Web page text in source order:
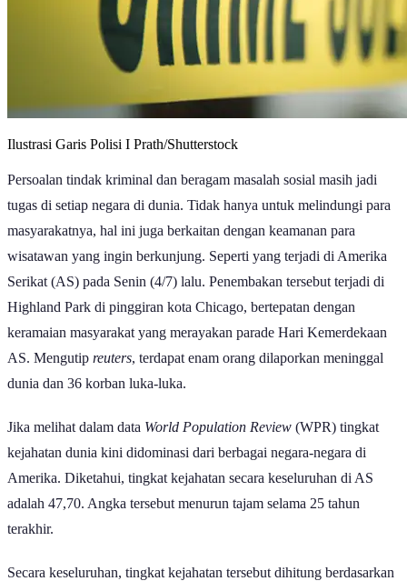
Ilustrasi Garis Polisi I Prath/Shutterstock
Persoalan tindak kriminal dan beragam masalah sosial masih jadi
tugas di setiap negara di dunia. Tidak hanya untuk melindungi para
masyarakatnya, hal ini juga berkaitan dengan keamanan para
wisatawan yang ingin berkunjung. Seperti yang terjadi di Amerika
Serikat (AS) pada Senin (4/7) lalu. Penembakan tersebut terjadi di
Highland Park di pinggiran kota Chicago, bertepatan dengan
keramaian masyarakat yang merayakan parade Hari Kemerdekaan
AS. Mengutip reuters, terdapat enam orang dilaporkan meninggal
dunia dan 36 korban luka-luka.
Jika melihat dalam data World Population Review (WPR) tingkat
kejahatan dunia kini didominasi dari berbagai negara-negara di
Amerika. Diketahui, tingkat kejahatan secara keseluruhan di AS
adalah 47,70. Angka tersebut menurun tajam selama 25 tahun
terakhir.
Secara keseluruhan, tingkat kejahatan tersebut dihitung berdasarkan